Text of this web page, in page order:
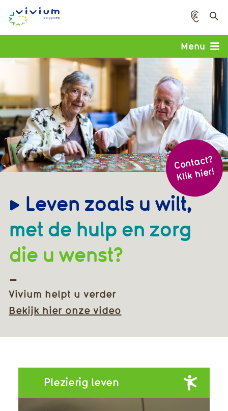
Menu
Cont
act?
Klik hier!
Leven zoals u wilt,
met de hulp en zorg
die u wenst?
Vivium helpt u verder
Bekijk hier onze video
Plezierig leven